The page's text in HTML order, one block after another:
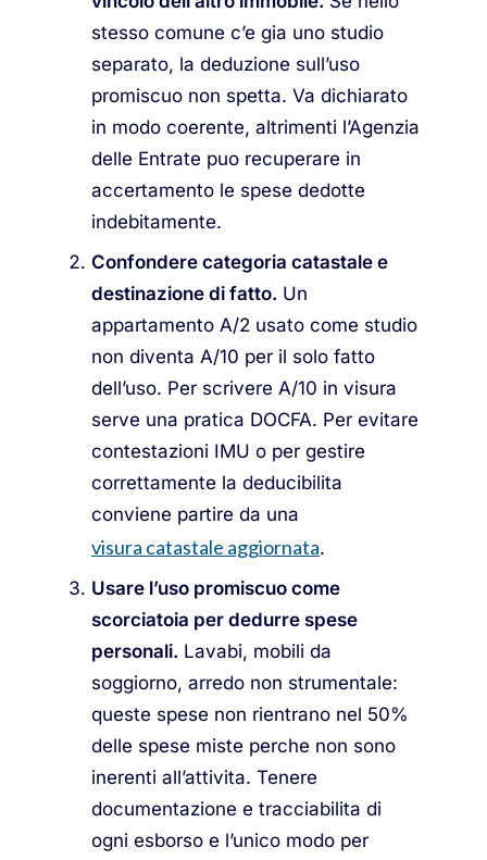
stesso comune c’e gia uno studio
separato, la deduzione sull’uso
promiscuo non spetta. Va dichiarato
in modo coerente, altrimenti l’Agenzia
delle Entrate puo recuperare in
accertamento le spese dedotte
indebitamente.
Confondere categoria catastale e
destinazione di fatto. Un
appartamento A/2 usato come studio
non diventa A/10 per il solo fatto
dell’uso. Per scrivere A/10 in visura
serve una pratica DOCFA. Per evitare
contestazioni IMU o per gestire
correttamente la deducibilita
conviene partire da una
visura catastale aggiornata.
Usare l’uso promiscuo come
scorciatoia per dedurre spese
personali. Lavabi, mobili da
soggiorno, arredo non strumentale:
queste spese non rientrano nel 50%
delle spese miste perche non sono
inerenti all’attivita. Tenere
documentazione e tracciabilita di
ogni esborso e l’unico modo per